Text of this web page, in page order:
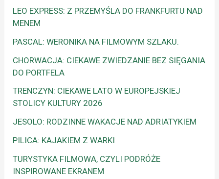
LEO EXPRESS: Z PRZEMYŚLA DO FRANKFURTU NAD
MENEM
PASCAL: WERONIKA NA FILMOWYM SZLAKU.
CHORWACJA: CIEKAWE ZWIEDZANIE BEZ SIĘGANIA
DO PORTFELA
TRENCZYN: CIEKAWE LATO W EUROPEJSKIEJ
STOLICY KULTURY 2026
JESOLO: RODZINNE WAKACJE NAD ADRIATYKIEM
PILICA: KAJAKIEM Z WARKI
TURYSTYKA FILMOWA, CZYLI PODRÓŻE
INSPIROWANE EKRANEM